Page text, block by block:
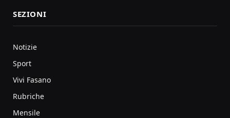
SEZIONI
Notizie
Sport
Vivi Fasano
Rubriche
Mensile